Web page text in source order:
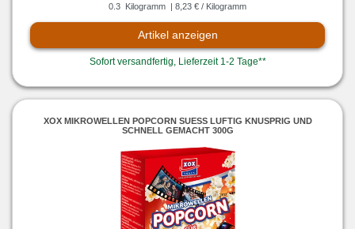
0.3 Kilogramm | 8,23 € / Kilogramm
Artikel anzeigen
Sofort versandfertig, Lieferzeit 1-2 Tage**
XOX MIKROWELLEN POPCORN SUESS LUFTIG KNUSPRIG UND
SCHNELL GEMACHT 300G